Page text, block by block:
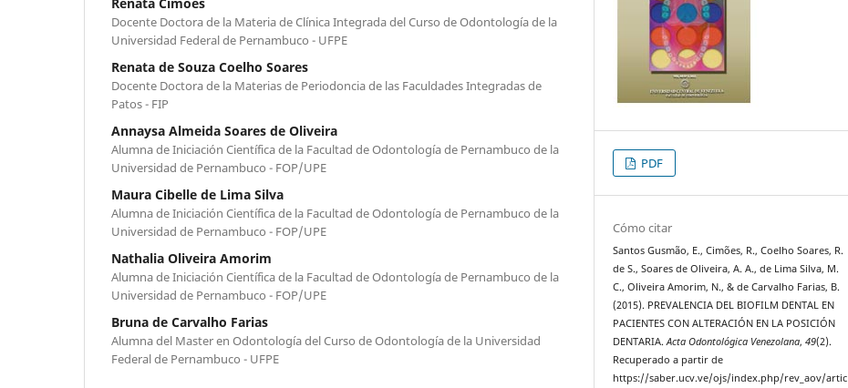
Docente Doctora de la Materia de Clínica Integrada del Curso de Odontología de la
Universidad Federal de Pernambuco - UFPE
Renata de Souza Coelho Soares
Docente Doctora de la Materias de Periodoncia de las Faculdades Integradas de
Patos - FIP
Annaysa Almeida Soares de Oliveira
Alumna de Iniciación Científica de la Facultad de Odontología de Pernambuco de la
Universidad de Pernambuco - FOP/UPE
Maura Cibelle de Lima Silva
Alumna de Iniciación Científica de la Facultad de Odontología de Pernambuco de la
Universidad de Pernambuco - FOP/UPE
Nathalia Oliveira Amorim
Alumna de Iniciación Científica de la Facultad de Odontología de Pernambuco de la
Universidad de Pernambuco - FOP/UPE
Bruna de Carvalho Farias
Alumna del Master en Odontología del Curso de Odontología de la Universidad
Federal de Pernambuco - UFPE
PDF
Cómo citar
Santos Gusmão, E., Cimões, R., Coelho Soares, R.
de S., Soares de Oliveira, A. A., de Lima Silva, M.
C., Oliveira Amorim, N., & de Carvalho Farias, B.
(2015). PREVALENCIA DEL BIOFILM DENTAL EN
PACIENTES CON ALTERACIÓN EN LA POSICIÓN
DENTARIA.Acta Odontológica Venezolana,49(2).
Recuperado a partir de
https://saber.ucv.ve/ojs/index.php/rev_aov/artic